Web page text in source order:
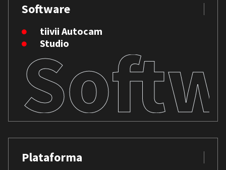
Software
tiivii Autocam
Studio
Plataforma